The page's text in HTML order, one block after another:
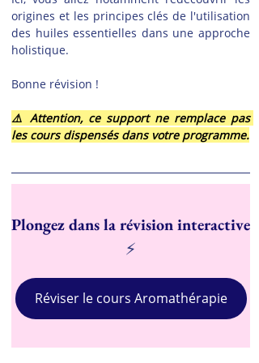
origines et les principes clés de l'utilisation
des huiles essentielles dans une approche
holistique.
Bonne révision !
⚠️ Attention, ce support ne remplace pas
les cours dispensés dans votre programme.
Plongez dans la révision interactive
⚡
Réviser le cours Aromathérapie